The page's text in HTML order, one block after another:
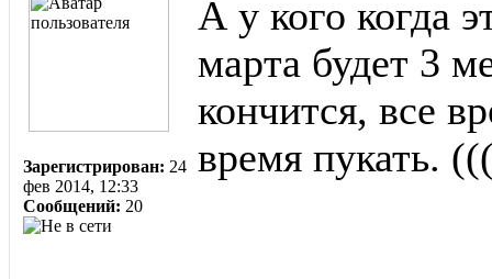
Зарегистрирован: 24
фев 2014, 12:33
Сообщений: 20
А у кого когда
марта будет 3
кончится, все
время пукать.